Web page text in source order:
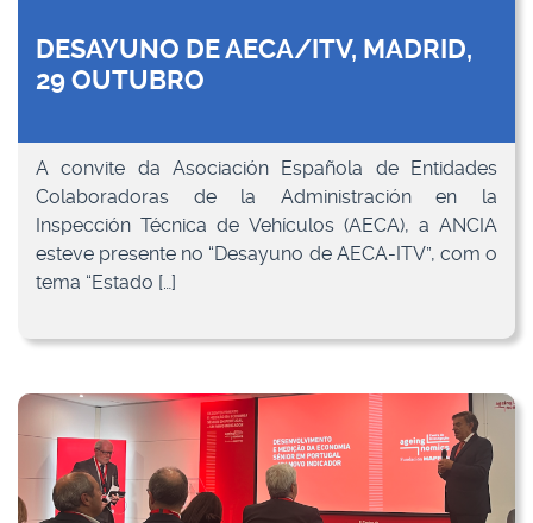
DESAYUNO DE AECA/ITV, MADRID,
29 OUTUBRO
A convite da Asociación Española de Entidades
Colaboradoras de la Administración en la
Inspección Técnica de Vehículos (AECA), a ANCIA
esteve presente no “Desayuno de AECA-ITV”, com o
tema “Estado […]